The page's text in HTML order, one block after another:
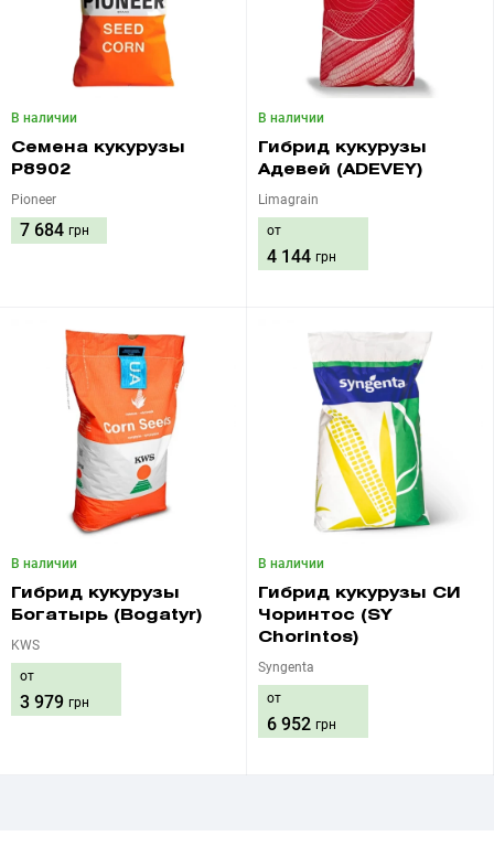
В наличии
Семена кукурузы
P8902
Pioneer
7 684 грн
В наличии
Гибрид кукурузы
Адевей (ADEVEY)
Limagrain
от
4 144 грн
В наличии
Гибрид кукурузы
Богатырь (Bogatyr)
KWS
от
3 979 грн
В наличии
Гибрид кукурузы СИ
Чоринтос (SY
Chorintos)
Syngenta
от
6 952 грн